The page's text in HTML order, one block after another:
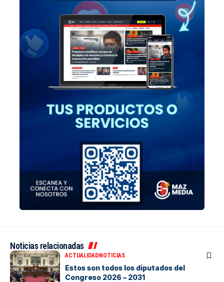
Noticias relacionadas
ACTUALIDADNOTICIAS
Estos son todos los diputados del
Congreso 2026 – 2031